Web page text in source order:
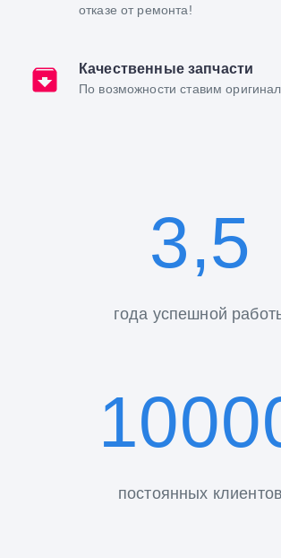
отказе от ремонта!
Качественные запчасти
По возможности ставим
3,5
года успешной
постоянных клиентов